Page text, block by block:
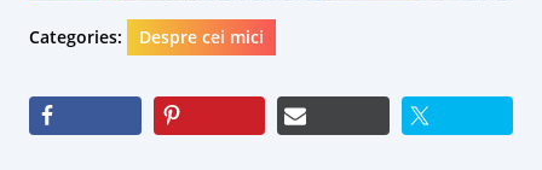
Categories: Despre cei mici